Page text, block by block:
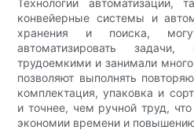
конвейерные системы и
хранения и поиска,
автоматизировать
трудоемкими и занимали
позволяют выполнять
комплектация, упаковка и
и точнее, чем ручной труд,
экономии времени и